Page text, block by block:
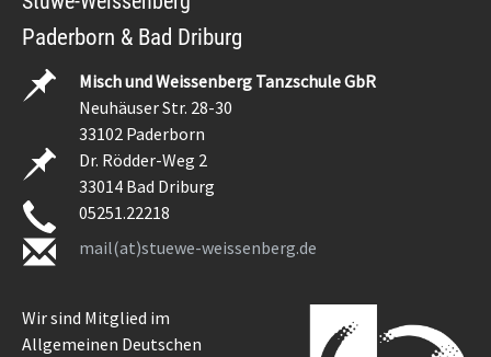
Paderborn & Bad Driburg
Misch und Weissenberg Tanzschule GbR
Neuhäuser Str. 28-30
33102 Paderborn
Dr. Rödder-Weg 2
33014 Bad Driburg
05251.22218
mail(at)stuewe-weissenberg.de
Wir sind Mitglied im
Allgemeinen Deutschen